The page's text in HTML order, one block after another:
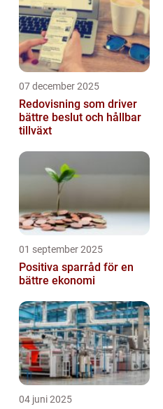
07 december 2025
Redovisning som driver
bättre beslut och hållbar
tillväxt
01 september 2025
Positiva sparråd för en
bättre ekonomi
04 juni 2025